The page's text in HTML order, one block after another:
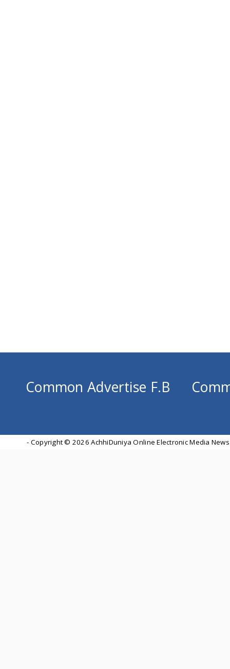
Common Advertise F.B
- Copyright © 2026 AchhiDuniya Online Electronic Media